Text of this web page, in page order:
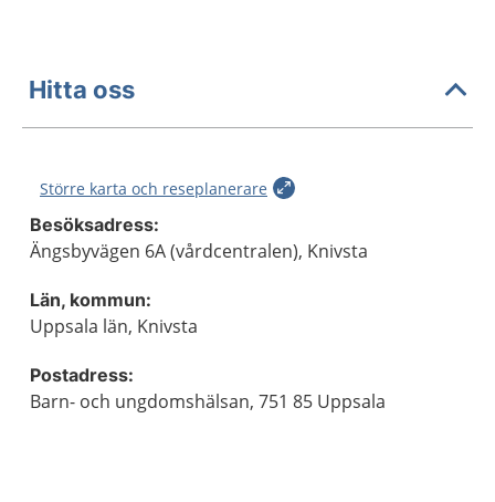
Hitta oss
Större karta och reseplanerare
Besöksadress:
Ängsbyvägen 6A (vårdcentralen), Knivsta
Län, kommun:
Uppsala län, Knivsta
Postadress:
Barn- och ungdomshälsan, 751 85 Uppsala